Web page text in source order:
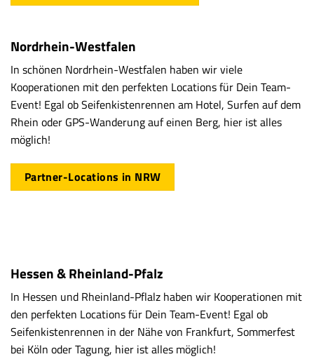
Nordrhein-Westfalen
In schönen Nordrhein-Westfalen haben wir viele
Kooperationen mit den perfekten Locations für Dein Team-
Event! Egal ob Seifenkistenrennen am Hotel, Surfen auf dem
Rhein oder GPS-Wanderung auf einen Berg, hier ist alles
möglich!
Partner-Locations in NRW
Hessen &Rheinland-Pfalz
In Hessen und Rheinland-Pflalz haben wir Kooperationen mit
den perfekten Locations für Dein Team-Event! Egal ob
Seifenkistenrennen in der Nähe von Frankfurt, Sommerfest
bei Köln oder Tagung, hier ist alles möglich!